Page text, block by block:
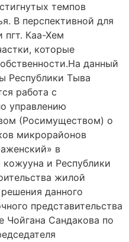
темпов
В перспективной для
пгт. Каа-Хем
которые
данный
Республики Тыва
работа с
управлению
(Росимуществом) о
микрорайонов
в
и Республики
жилой
данного
представительства
Чойгана Сандакова по